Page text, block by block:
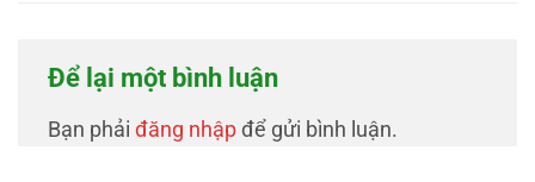
Để lại một bình luận
Bạn phải đăng nhậpđể gửi bình luận.